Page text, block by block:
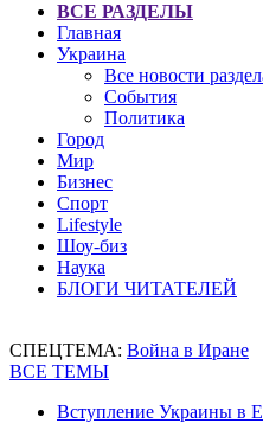
ВСЕ РАЗДЕЛЫ
Главная
Украина
Все новости
События
Политика
Город
Мир
Бизнес
Спорт
Lifestyle
Шоу-биз
Наука
БЛОГИ ЧИТАТЕЛЕЙ
СПЕЦТЕМА: Война в Иране
ВСЕ ТЕМЫ
Вступление Украины в